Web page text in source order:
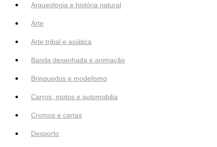
Arqueologia e história natural
Arte
Arte tribal e asiática
Banda desenhada e animação
Brinquedos e modelismo
Carros, motos e automobilia
Cromos e cartas
Desporto